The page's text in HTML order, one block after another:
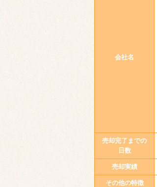
会社名
売却完了までの
日数
売却実績
その他の特徴